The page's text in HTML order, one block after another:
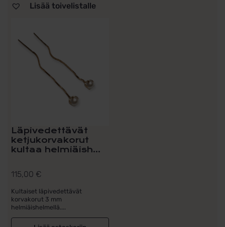
Lisää toivelistalle
Läpivedettävät
ketjukorvakorut
kultaa helmiäish...
115,00 €
Kultaiset läpivedettävät
korvakorut 3 mm
helmiäishelmellä....